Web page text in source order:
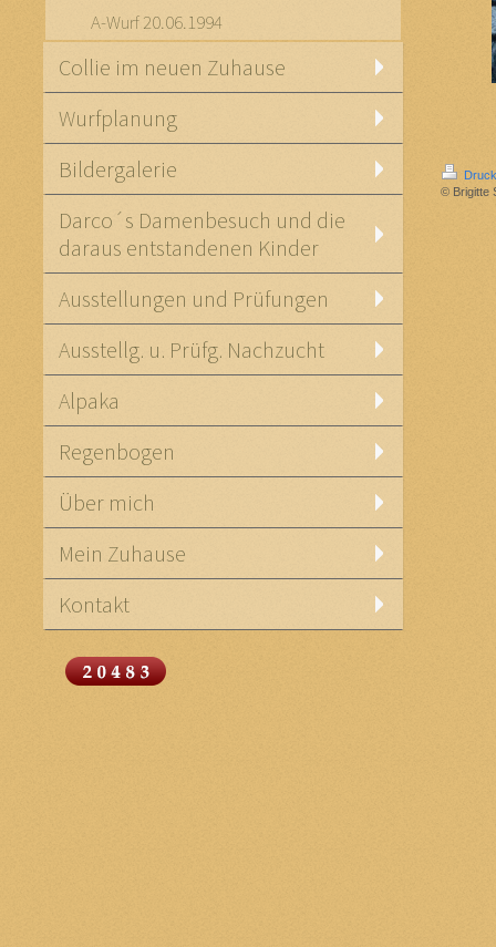
A-Wurf 20.06.1994
Collie im neuen Zuhause
Wurfplanung
Bildergalerie
Darco´s Damenbesuch und die
daraus entstandenen Kinder
Ausstellungen und Prüfungen
Ausstellg. u. Prüfg. Nachzucht
Alpaka
Regenbogen
Über mich
Mein Zuhause
Kontakt
© Brigitte